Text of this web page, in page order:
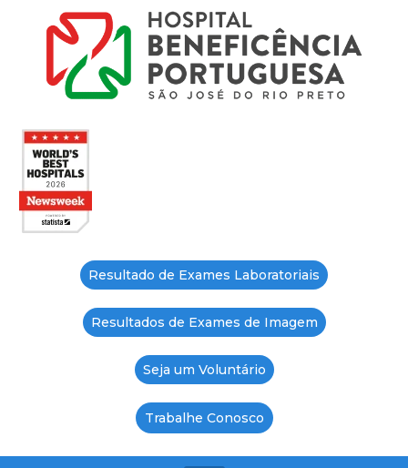
Resultado de Exames Laboratoriais
Resultados de Exames de Imagem
Seja um Voluntário
Trabalhe Conosco